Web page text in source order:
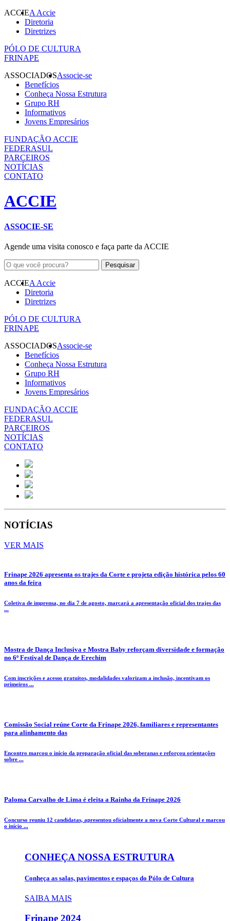
ACCIEA Accie
Diretoria
Diretrizes
PÓLO DE CULTURA
FRINAPE
ASSOCIADOSAssocie-se
Benefícios
Conheça Nossa Estrutura
Grupo RH
Informativos
Jovens Empresários
FUNDAÇÃO ACCIE
FEDERASUL
PARCEIROS
NOTÍCIAS
CONTATO
ACCIE
ASSOCIE-SE
Agende uma visita conosco e faça parte da ACCIE
ACCIEA Accie
Diretoria
Diretrizes
PÓLO DE CULTURA
FRINAPE
ASSOCIADOSAssocie-se
Benefícios
Conheça Nossa Estrutura
Grupo RH
Informativos
Jovens Empresários
FUNDAÇÃO ACCIE
FEDERASUL
PARCEIROS
NOTÍCIAS
CONTATO
NOTÍCIAS
VER MAIS
Frinape 2026 apresenta os trajes da Corte e projeta edição histórica pelos 60
anos da feira
Coletiva de imprensa, no dia 7 de agosto, marcará a apresentação oficial dos trajes das
...
Mostra de Dança Inclusiva e Mostra Baby reforçam diversidade e formação
no 6º Festival de Dança de Erechim
Com inscrições e acesso gratuitos, modalidades valorizam a inclusão, incentivam os
primeiros ...
Comissão Social reúne Corte da Frinape 2026, familiares e representantes
para alinhamento das
Encontro marcou o início da preparação oficial das soberanas e reforçou orientações
sobre ...
Paloma Carvalho de Lima é eleita a Rainha da Frinape 2026
Concurso reuniu 12 candidatas, apresentou oficialmente a nova Corte Cultural e marcou
o início ...
CONHEÇA NOSSA ESTRUTURA
Conheça as salas, pavimentos e espaços do Pólo de Cultura
SAIBA MAIS
Frinape 2024